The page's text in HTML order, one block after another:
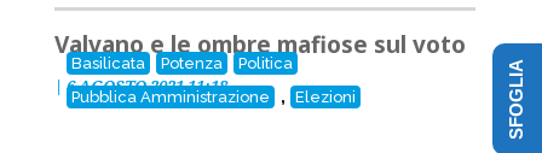
Basilicata Potenza
Politica
Pubblica Amministrazione
, Elezioni
Valvano e le ombre mafiose sul voto
| 6 AGOSTO 2021 11:18 SFOGLIA